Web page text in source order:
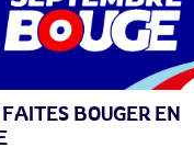
BOUGER EN